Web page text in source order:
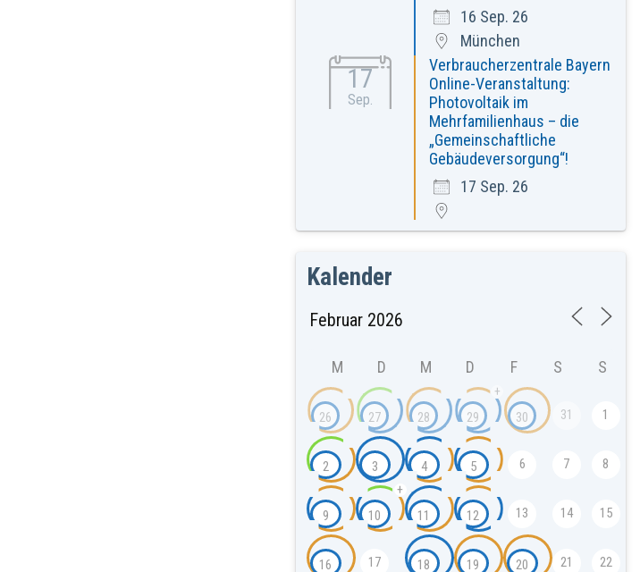
16 Sep. 26
München
17
Sep.
Verbraucherzentrale Bayern
Online-Veranstaltung:
Photovoltaik im
Mehrfamilienhaus – die
„Gemeinschaftliche
Gebäudeversorgung“!
17 Sep. 26
Kalender
M D M D F S S
26 27 28 29
+
30 31 1
2 3 4 5 6 7 8
9 10
+
11 12 13 14 15
16 17 18 19 20 21 22